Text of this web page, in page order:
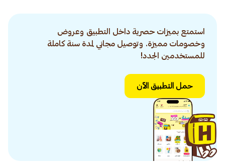
استمتع بميزات حصرية داخل التطبيق وعروض
وخصومات مميزة. وتوصيل مجاني لمدة سنة كاملة
للمستخدمين الجدد!
حمل التطبيق الآن